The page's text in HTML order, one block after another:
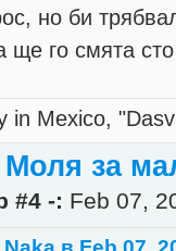
но би
ще го смята
in Mexico,
Моля за
#4 -: Feb 07,